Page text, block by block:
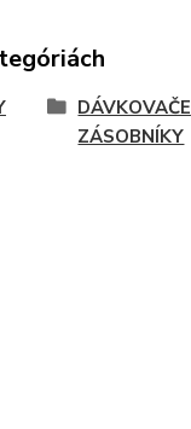
ZÁSOBNÍKY